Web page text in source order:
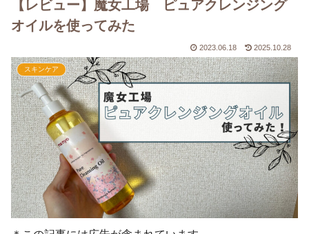
【レビュー】魔女工場 ピュアクレンジング
オイルを使ってみた
2023.06.18 2025.10.28
スキンケア